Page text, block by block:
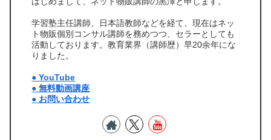
学習塾主任講師、日本語教師などを経て、現在はネッ
ト物販個別コンサル講師を務めつつ、セラーとしても
活動しております。教育業界（講師歴）早20余年にな
りました。
● YouTube
● 無料動画講座
● お問い合わせ